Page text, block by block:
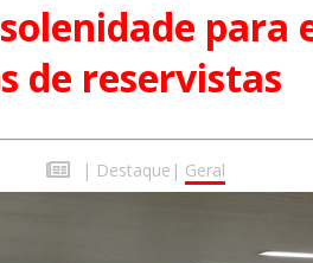
para
de reservistas
| Destaque | Geral